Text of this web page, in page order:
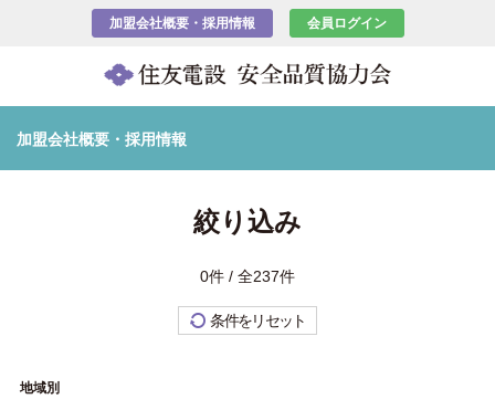
加盟会社概要・採用情報 会員ログイン
加盟会社概要・採用情報
絞り込み
0件 / 全237件
条件をリセット
地域別